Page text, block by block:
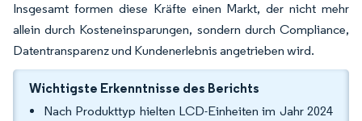
Insgesamt formen diese Kräfte einen Markt, der nicht mehr
allein durch Kosteneinsparungen, sondern durch Compliance,
Datentransparenz und Kundenerlebnis angetrieben wird.
Wichtigste Erkenntnisse des Berichts
Nach Produkttyp hielten LCD-Einheiten im Jahr 2024